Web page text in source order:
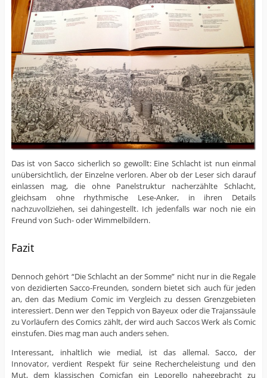
Das ist von Sacco sicherlich so gewollt: Eine Schlacht ist nun einmal
unübersichtlich, der Einzelne verloren. Aber ob der Leser sich darauf
einlassen mag, die ohne Panelstruktur nacherzählte Schlacht,
gleichsam ohne rhythmische Lese-Anker, in ihren Details
nachzuvollziehen, sei dahingestellt. Ich jedenfalls war noch nie ein
Freund von Such- oder Wimmelbildern.
Fazit
Dennoch gehört “Die Schlacht an der Somme” nicht nur in die Regale
von dezidierten Sacco-Freunden, sondern bietet sich auch für jeden
an, den das Medium Comic im Vergleich zu dessen Grenzgebieten
interessiert. Denn wer den Teppich von Bayeux oder die Trajanssäule
zu Vorläufern des Comics zählt, der wird auch Saccos Werk als Comic
einstufen. Dies mag man auch anders sehen.
Interessant, inhaltlich wie medial, ist das allemal. Sacco, der
Innovator, verdient Respekt für seine Rechercheleistung und den
Mut, dem klassischen Comicfan ein Leporello nahegebracht zu